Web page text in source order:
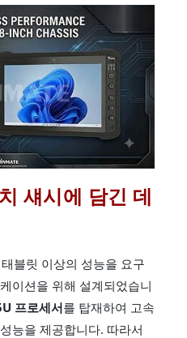
섀시에 담긴 데
블릿 이상의 성능을 요구
이션을 위해 설계되었습니
프로세서를 탑재하여 고속
능을 제공합니다. 따라서